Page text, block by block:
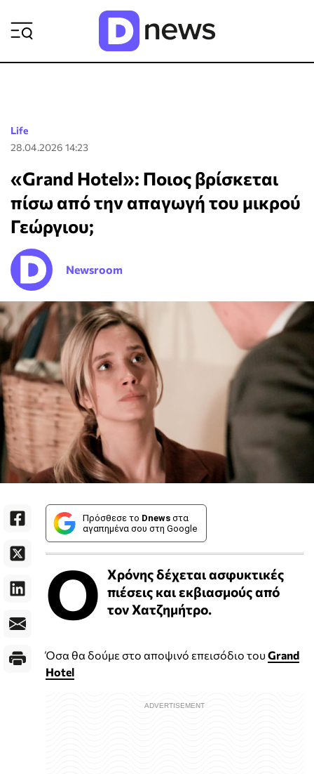
Life
28.04.2026 14:23
«Grand Hotel»: Ποιος βρίσκεται
πίσω από την απαγωγή του μικρού
Γεώργιου;
Newsroom
Πρόσθεσε το Dnews στα
αγαπημένα σου στη Google
Ο Χρόνης δέχεται ασφυκτικές
πιέσεις και εκβιασμούς από
τον Χατζημήτρο.
Όσα θα δούμε στο αποψινό επεισόδιο τουGrand
Hotel